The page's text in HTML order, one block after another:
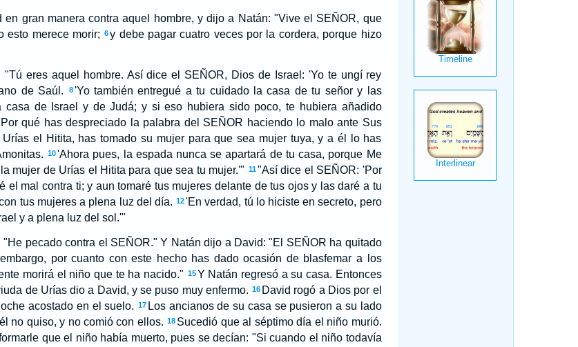
gran manera contra aquel hombre, y dijo a Natán: "Vive el SEÑOR, que
esto merece morir;
6y debe pagar cuatro veces por la cordera, porque hizo
"Tú eres aquel hombre. Así dice el SEÑOR, Dios de Israel: 'Yo te ungí rey
de Saúl.
8'Yo también entregué a tu cuidado la casa de tu señor y las
casa de Israel y de Judá; y si eso hubiera sido poco, te hubiera añadido
qué has despreciado la palabra del SEÑOR haciendo lo malo ante Sus
el Hitita, has tomado su mujer para que sea mujer tuya, y a él lo has
10'Ahora pues, la espada nunca se apartará de tu casa, porque Me
mujer de Urías el Hitita para que sea tu mujer.'" 11"Así dice el SEÑOR: 'Por
el mal contra ti; y aun tomaré tus mujeres delante de tus ojos y las daré a tu
tus mujeres a plena luz del día. 12'En verdad, tú lo hiciste en secreto, pero
y a plena luz del sol.'"
pecado contra el SEÑOR." Y Natán dijo a David: "El SEÑOR ha quitado
por cuanto con este hecho has dado ocasión de blasfemar a los
morirá el niño que te ha nacido." 15Y Natán regresó a su casa. Entonces
de Urías dio a David, y se puso muy enfermo. 16 David rogó a Dios por el
acostado en el suelo. 17 Los ancianos de su casa se pusieron a su lado
no quiso, y no comió con ellos. 18 Sucedió que al séptimo día el niño murió.
que el niño había muerto, pues se decían: "Si cuando el niño todavía